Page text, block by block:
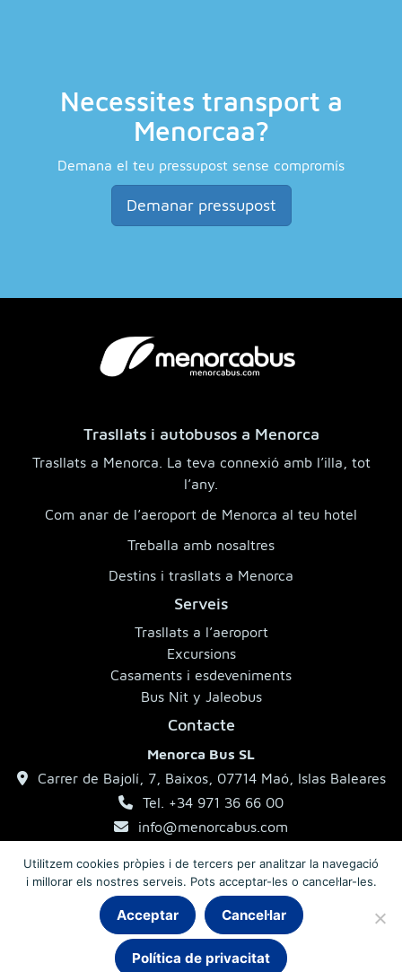
Necessites transport a
Menorcaa?
Demana el teu pressupost sense compromís
Demanar pressupost
Trasllats i autobusos a Menorca
Trasllats a Menorca. La teva connexió amb l’illa, tot
l’any.
Com anar de l’aeroport de Menorca al teu hotel
Treballa amb nosaltres
Destins i trasllats a Menorca
Serveis
Trasllats a l’aeroport
Excursions
Casaments i esdeveniments
Bus Nit y Jaleobus
Contacte
Menorca Bus SL
Carrer de Bajolí, 7, Baixos, 07714 Maó, Islas Baleares
Tel. +34 971 36 66 00
info@menorcabus.com
Aviso legal Política de privacitatCondicions generals
© 2026 MenorcaBus · Autocars de Menorca
Utilitzem cookies pròpies i de tercers per analitzar la navegació
i millorar els nostres serveis. Pots acceptar-les o cancel·lar-les.
Acceptar Cancel·lar
Política de privacitat